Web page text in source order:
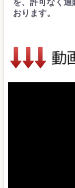
を、許可なく通
おります。